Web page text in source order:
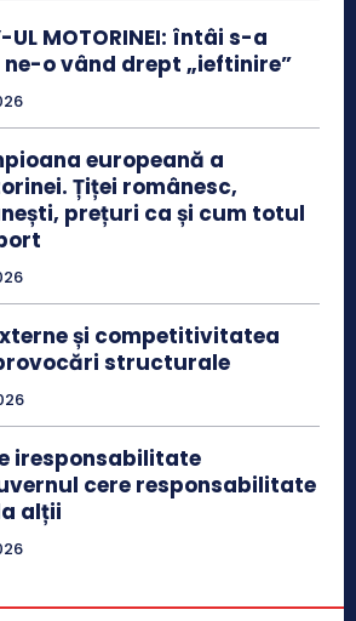
UL MOTORINEI: întâi s-a
o vând drept „ieftinire”
europeană a
Țiței românesc,
prețuri ca și cum totul
și competitivitatea
structurale
iresponsabilitate
cere responsabilitate
alții